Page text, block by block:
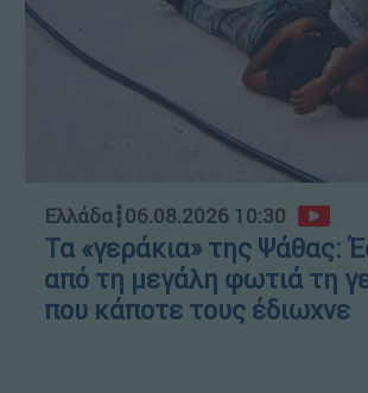
Ελλάδα┋06.08.2026 10:30
Τα «γεράκια» της Ψάθας:
από τη μεγάλη φωτιά τη
που κάποτε τους έδιωχνε